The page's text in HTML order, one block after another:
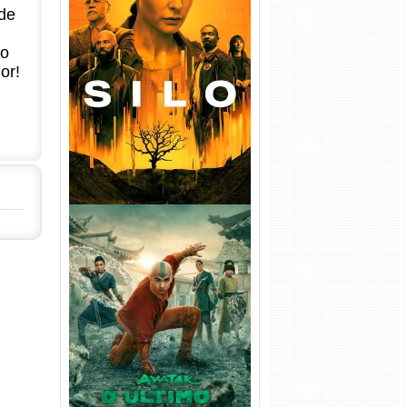
Silo 1ª Temporada Torrent
(2023) WEB-DL
720p/1080p/4K Dual Áudio
Avatar: O Último Mestre do
Ar 2ª Temporada Torrent
(2026) WEB-DL 1080p Dual
Áudio